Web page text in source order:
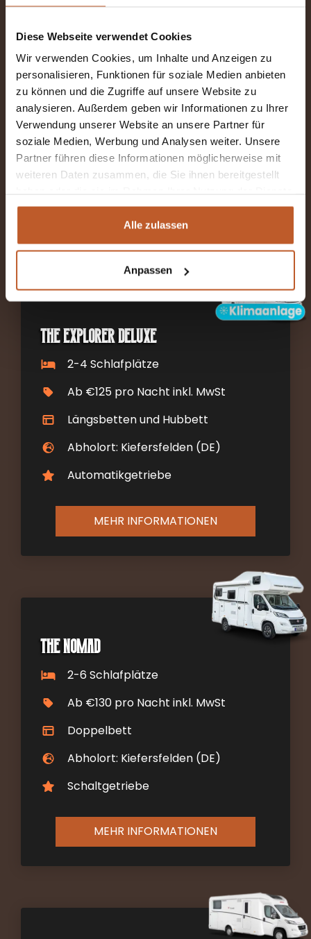
Diese Webseite verwendet Cookies
Wir verwenden Cookies, um Inhalte und Anzeigen zu
personalisieren, Funktionen für soziale Medien anbieten
zu können und die Zugriffe auf unsere Website zu
analysieren. Außerdem geben wir Informationen zu Ihrer
Verwendung unserer Website an unsere Partner für
soziale Medien, Werbung und Analysen weiter. Unsere
Partner führen diese Informationen möglicherweise mit
weiteren Daten zusammen, die Sie ihnen bereitgestellt
gesammelt haben.
Alle zulassen
Anpassen
2-4 Schlafplätze
Ab €120 pro Nacht inkl. MwSt
Längsbetten und Hubbett
Abholort: Kiefersfelden (DE)
Schaltgetriebe
MEHR INFORMATIONEN
The Explorer Deluxe
2-4 Schlafplätze
Ab €125 pro Nacht inkl. MwSt
Längsbetten und Hubbett
Abholort: Kiefersfelden (DE)
Automatikgetriebe
MEHR INFORMATIONEN
The Nomad
2-6 Schlafplätze
Ab €130 pro Nacht inkl. MwSt
Doppelbett
Abholort: Kiefersfelden (DE)
Schaltgetriebe
MEHR INFORMATIONEN